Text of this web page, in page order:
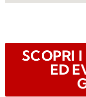
SCOPRI
ED